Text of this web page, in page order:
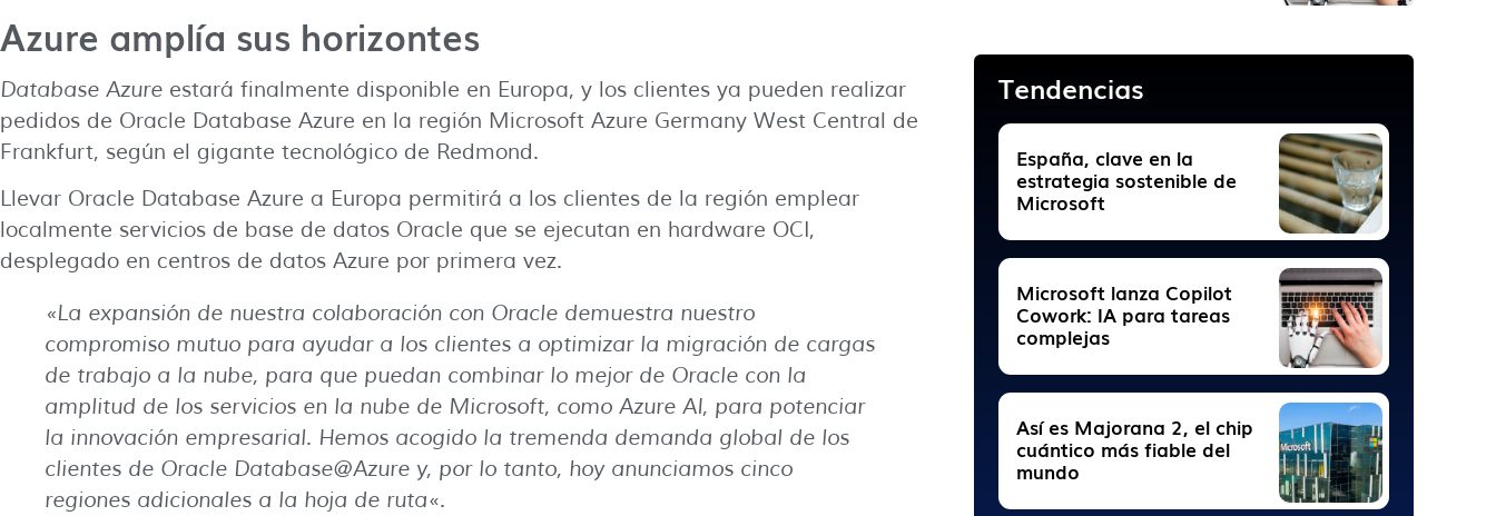
Azure amplía sus horizontes
Database Azure estará finalmente disponible en Europa, y los clientes ya pueden realizar
pedidos de Oracle Database Azure en la región Microsoft Azure Germany West Central de
Frankfurt, según el gigante tecnológico de Redmond.
Llevar Oracle Database Azure a Europa permitirá a los clientes de la región emplear
localmente servicios de base de datos Oracle que se ejecutan en hardware OCI,
desplegado en centros de datos Azure por primera vez.
«La expansión de nuestra colaboración con Oracle demuestra nuestro
compromiso mutuo para ayudar a los clientes a optimizar la migración de cargas
de trabajo a la nube, para que puedan combinar lo mejor de Oracle con la
amplitud de los servicios en la nube de Microsoft, como Azure AI, para potenciar
la innovación empresarial. Hemos acogido la tremenda demanda global de los
clientes de Oracle Database@Azure y, por lo tanto, hoy anunciamos cinco
regiones adicionales a la hoja de ruta«.
Tendencias
España, clave en la
estrategia sostenible de
Microsoft
Microsoft lanza Copilot
Cowork: IA para tareas
complejas
Así es Majorana 2, el chip
cuántico más fiable del
mundo